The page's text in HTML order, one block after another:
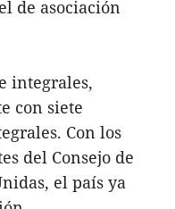
de asociación
integrales,
con siete
Con los
del Consejo de
el país ya